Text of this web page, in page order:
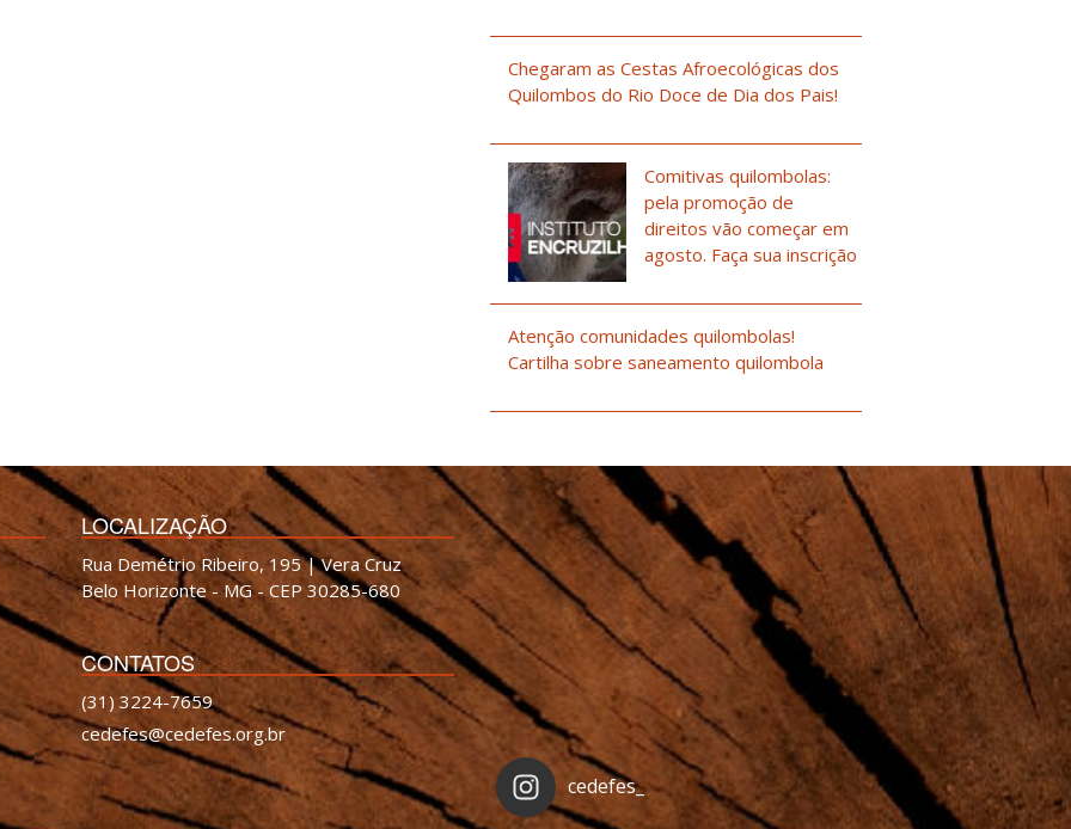
Chegaram as Cestas Afroecológicas dos
Quilombos do Rio Doce de Dia dos Pais!
Comitivas quilombolas:
pela promoção de
direitos vão começar em
agosto. Faça sua inscrição
Atenção comunidades quilombolas!
Cartilha sobre saneamento quilombola
LOCALIZAÇÃO
Rua Demétrio Ribeiro, 195 | Vera Cruz
Belo Horizonte - MG - CEP 30285-680
CONTATOS
(31) 3224-7659
cedefes@cedefes.org.br
cedefes_